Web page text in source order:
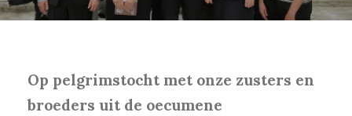
Op pelgrimstocht met onze zusters en
broeders uit de oecumene